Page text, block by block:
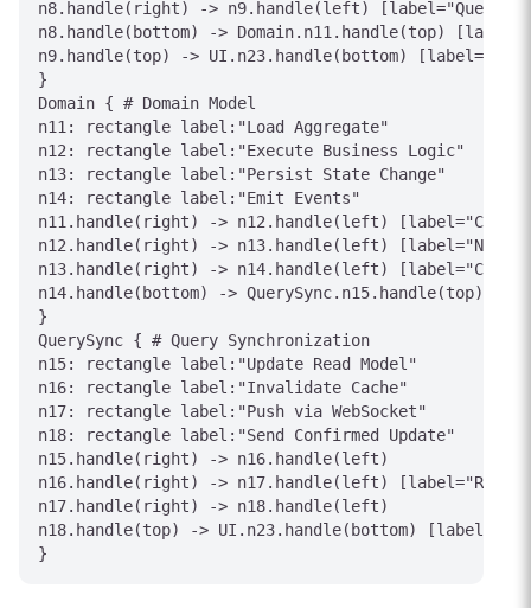
n8.handle(right) -> n9.handle(left) [label="Queued"]
n8.handle(bottom) -> Domain.n11.handle(top)
n9.handle(top) -> UI.n23.handle(bottom) [label="202
}
Domain { # Domain Model
n11: rectangle label:"Load Aggregate"
n12: rectangle label:"Execute Business Logic"
n13: rectangle label:"Persist State Change"
n14: rectangle label:"Emit Events"
n11.handle(right) -> n12.handle(left)
n12.handle(right) -> n13.handle(left) [label="New
n13.handle(right) -> n14.handle(left)
n14.handle(bottom) -> QuerySync.n15.handle(top)
}
QuerySync { # Query Synchronization
n15: rectangle label:"Update Read Model"
n16: rectangle label:"Invalidate Cache"
n17: rectangle label:"Push via WebSocket"
n18: rectangle label:"Send Confirmed Update"
n15.handle(right) -> n16.handle(left)
n16.handle(right) -> n17.handle(left) [label="Real-
n17.handle(right) -> n18.handle(left)
n18.handle(top) -> UI.n23.handle(bottom)